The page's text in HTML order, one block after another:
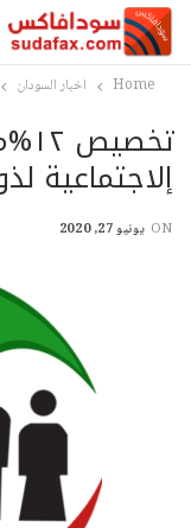
Home اخبار السودان
إلاجتماعية
ON يونيو 27, 2020